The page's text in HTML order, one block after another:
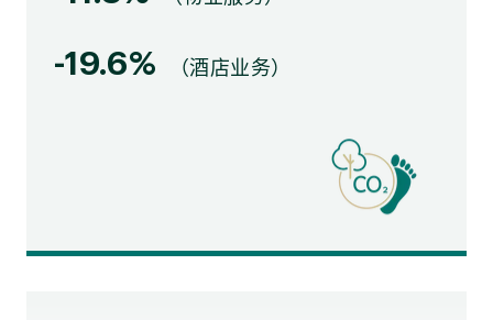
-19.6% （酒店业务）